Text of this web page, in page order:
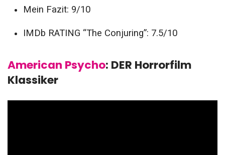
Mein Fazit: 9/10
IMDb RATING “The Conjuring”: 7.5/10
American Psycho: DER Horrorfilm
Klassiker